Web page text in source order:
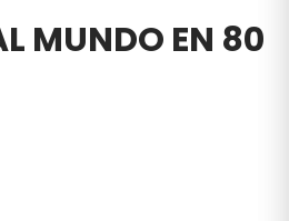
MUNDO EN 80